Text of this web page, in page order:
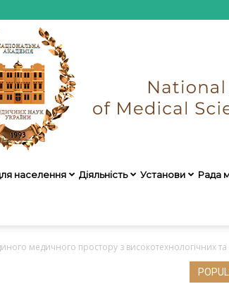
населення Діяльність Установи Рада
медичного простору з високотехнологічних та